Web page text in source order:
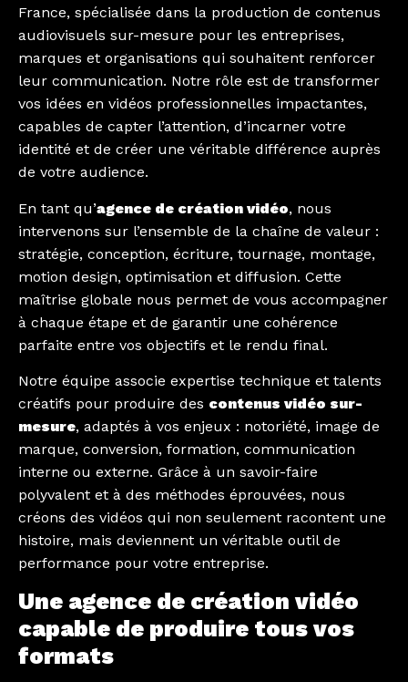
France, spécialisée dans la production de contenus
audiovisuels sur-mesure pour les entreprises,
marques et organisations qui souhaitent renforcer
leur communication. Notre rôle est de transformer
vos idées en vidéos professionnelles impactantes,
capables de capter l’attention, d’incarner votre
identité et de créer une véritable différence auprès
de votre audience.
En tant qu’agence de création vidéo, nous
intervenons sur l’ensemble de la chaîne de valeur :
stratégie, conception, écriture, tournage, montage,
motion design, optimisation et diffusion. Cette
maîtrise globale nous permet de vous accompagner
à chaque étape et de garantir une cohérence
parfaite entre vos objectifs et le rendu final.
Notre équipe associe expertise technique et talents
créatifs pour produire des contenus vidéo sur-
mesure, adaptés à vos enjeux : notoriété, image de
marque, conversion, formation, communication
interne ou externe. Grâce à un savoir-faire
polyvalent et à des méthodes éprouvées, nous
créons des vidéos qui non seulement racontent une
histoire, mais deviennent un véritable outil de
performance pour votre entreprise.
Une agence de création vidéo
capable de produire tous vos
formats